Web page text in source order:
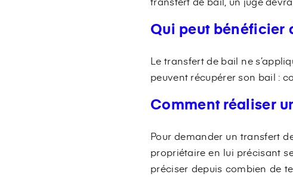
Qui peut bénéficier
Le transfert de bail ne
peuvent récupérer son bail :
Comment réaliser
Pour demander un transfert
propriétaire en lui précisant
préciser depuis combien de